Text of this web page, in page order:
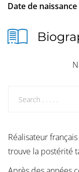
Date de naissance
Réalisateur français
trouve la postérité